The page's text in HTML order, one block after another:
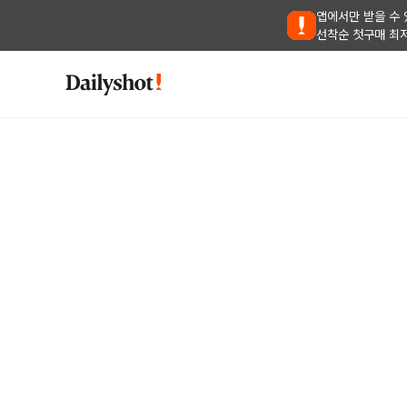
앱에서만 받을 수
선착순 첫구매 최